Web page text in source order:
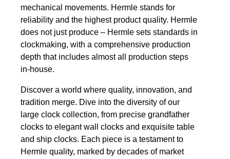
mechanical movements. Hermle stands for
reliability and the highest product quality. Hermle
does not just produce – Hermle sets standards in
clockmaking, with a comprehensive production
depth that includes almost all production steps
in-house.
Discover a world where quality, innovation, and
tradition merge. Dive into the diversity of our
large clock collection, from precise grandfather
clocks to elegant wall clocks and exquisite table
and ship clocks. Each piece is a testament to
Hermle quality, marked by decades of market